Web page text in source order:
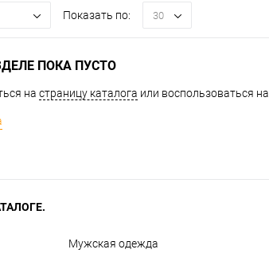
Показать по: 30
ПОКА ПУСТО
на страницу каталога или воспользоваться
Мужская одежда